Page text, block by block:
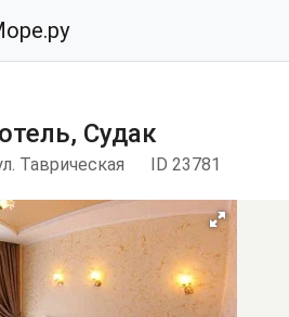
Судак
Таврическая ID 23781